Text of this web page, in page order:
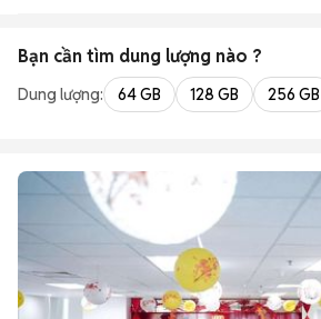
Bạn cần tìm dung lượng nào ?
Dung lượng: 64 GB 128 GB 256 GB